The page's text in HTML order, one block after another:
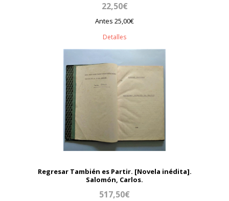
22,50€
Antes 25,00€
Detalles
Regresar También es Partir. [Novela inédita].
Salomón, Carlos.
517,50€